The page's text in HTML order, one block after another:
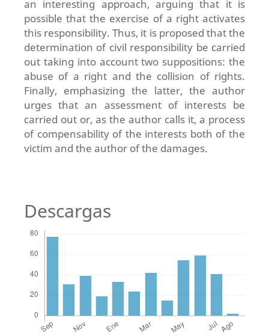
an interesting approach, arguing that it is
possible that the exercise of a right activates
this responsibility. Thus, it is proposed that the
determination of civil responsibility be carried
out taking into account two suppositions: the
abuse of a right and the collision of rights.
Finally, emphasizing the latter, the author
urges that an assessment of interests be
carried out or, as the author calls it, a process
of compensability of the interests both of the
victim and the author of the damages.
Descargas